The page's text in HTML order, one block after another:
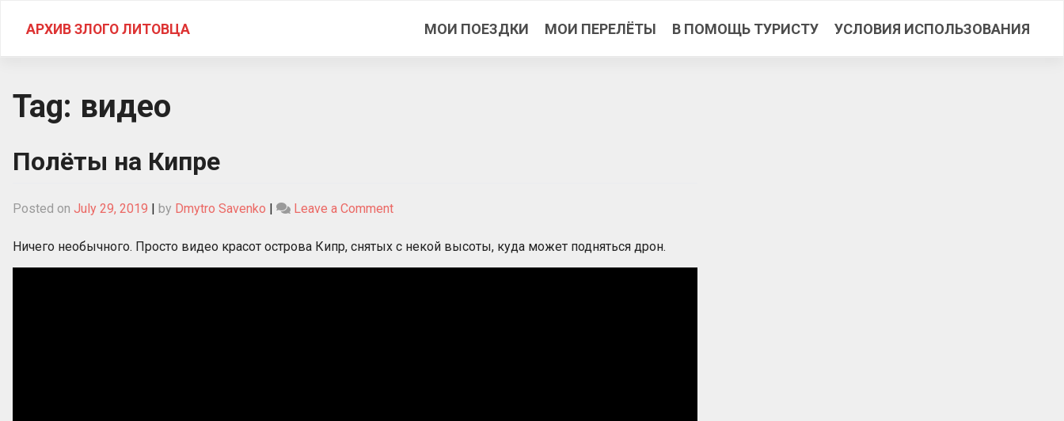
АРХИВ ЗЛОГО ЛИТОВЦА МОИ ПОЕЗДКИ МОИ ПЕРЕЛЁТЫ В ПОМОЩЬ ТУРИСТУ УСЛОВИЯ ИСПОЛЬЗОВАНИЯ
Tag: видео
Полёты на Кипре
Posted on July 29, 2019 by Dmytro Savenko Leave a Commenton
на
Кипре
Ничего необычного. Просто видео красот острова Кипр, снятых с некой высоты, куда может подняться дрон.